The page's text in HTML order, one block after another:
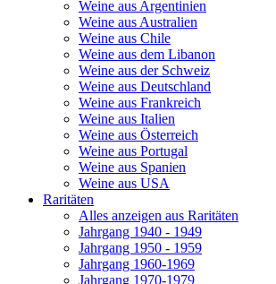
Weine aus Argentinien
Weine aus Australien
Weine aus Chile
Weine aus dem Libanon
Weine aus der Schweiz
Weine aus Deutschland
Weine aus Frankreich
Weine aus Italien
Weine aus Österreich
Weine aus Portugal
Weine aus Spanien
Weine aus USA
Raritäten
Alles anzeigen aus Raritäten
Jahrgang 1940 - 1949
Jahrgang 1950 - 1959
Jahrgang 1960-1969
Jahrgang 1970-1979